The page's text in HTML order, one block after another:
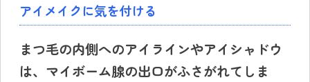
アイメイクに気を付ける
まつ毛の内側へのアイラインやアイシャドウ
は、マイボーム腺の出口がふさがれてしま